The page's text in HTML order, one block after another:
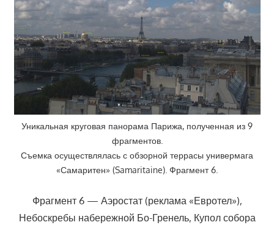
Уникальная круговая панорама Парижа, полученная из 9
фрагментов.
Съемка осуществлялась с обзорной террасы универмага
«Самаритен» (Samaritaine). Фрагмент 6.
Фрагмент 6 — Аэростат (реклама «Евротел»),
Небоскребы набережной Бо-Гренель, Купол собора